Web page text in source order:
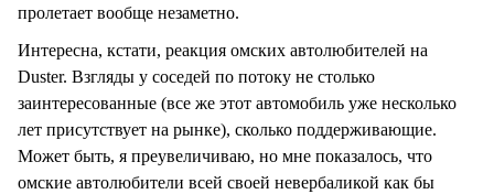
пролетает вообще незаметно.
Интересна, кстати, реакция омских автолюбителей на
Duster. Взгляды у соседей по потоку не столько
заинтересованные (все же этот автомобиль уже несколько
лет присутствует на рынке), сколько поддерживающие.
Может быть, я преувеличиваю, но мне показалось, что
омские автолюбители всей своей невербаликой как бы